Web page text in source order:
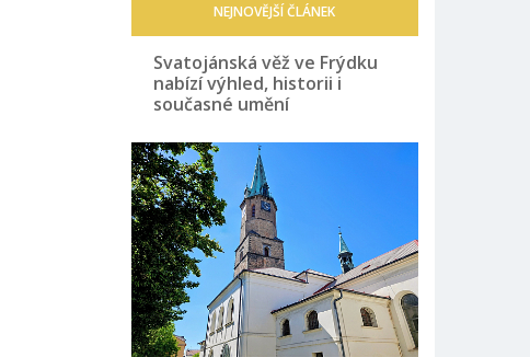
NEJNOVĚJŠÍ ČLÁNEK
Svatojánská věž ve Frýdku
nabízí výhled, historii i
současné umění